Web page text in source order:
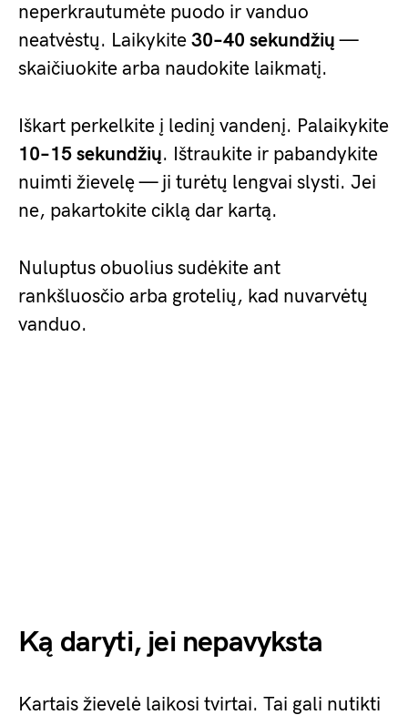
neperkrautumėte puodo ir vanduo
neatvėstų. Laikykite 30–40 sekundžių —
skaičiuokite arba naudokite laikmatį.
Iškart perkelkite į ledinį vandenį. Palaikykite
10–15 sekundžių. Ištraukite ir pabandykite
nuimti žievelę — ji turėtų lengvai slysti. Jei
ne, pakartokite ciklą dar kartą.
Nuluptus obuolius sudėkite ant
rankšluosčio arba grotelių, kad nuvarvėtų
vanduo.
Ką daryti, jei nepavyksta
Kartais žievelė laikosi tvirtai. Tai gali nutikti